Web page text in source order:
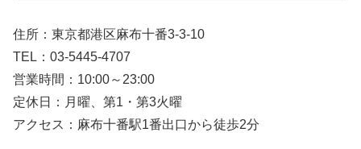
住所：東京都港区麻布十番3-3-10
TEL：03-5445-4707
営業時間：10:00～23:00
定休日：月曜、第1・第3火曜
アクセス：麻布十番駅1番出口から徒歩2分